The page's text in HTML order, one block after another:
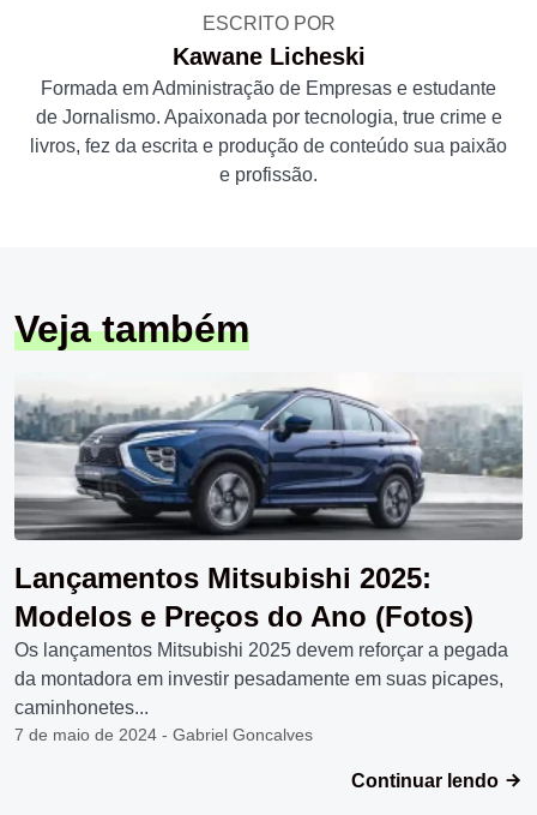
ESCRITO POR
Kawane Licheski
Formada em Administração de Empresas e estudante
de Jornalismo. Apaixonada por tecnologia, true crime e
livros, fez da escrita e produção de conteúdo sua paixão
e profissão.
Veja também
Lançamentos Mitsubishi 2025:
Modelos e Preços do Ano (Fotos)
Os lançamentos Mitsubishi 2025 devem reforçar a pegada
da montadora em investir pesadamente em suas picapes,
caminhonetes...
7 de maio de 2024 - Gabriel Goncalves
Continuar lendo